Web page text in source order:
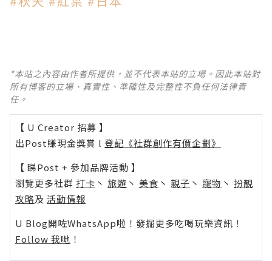
*本站之內容由作者所提供，並不代表本站的立場。因此本站對
所有博客的立場、真實性、準確性及完整性不負任何法律責
任。
【 U Creator 招募 】
出Post賺現金獎賞 l 登記《社群創作有價企劃》
【 睇Post + 參加品牌活動 】
瀏覽更多社群 打卡 丶 旅遊 丶 美食 丶 親子 丶 寵物 丶 扮靚
攻略及 活動情報
U Blog開咗WhatsApp啦！發掘更多吃喝玩樂資訊！
Follow 我哋 ！